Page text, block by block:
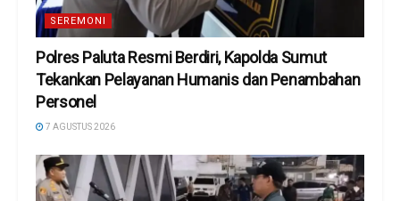
SEREMONI
Polres Paluta Resmi Berdiri, Kapolda Sumut
Tekankan Pelayanan Humanis dan Penambahan
Personel
7 AGUSTUS 2026